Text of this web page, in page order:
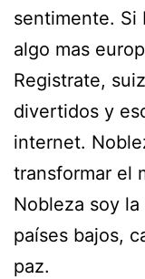
sentimente. Si
algo mas
Registrate,
divertidos y
internet.
transformar el
Nobleza soy
países bajos,
paz.